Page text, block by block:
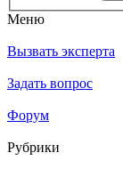
Меню
Вызвать эксперта
Задать вопрос
Форум
Рубрики